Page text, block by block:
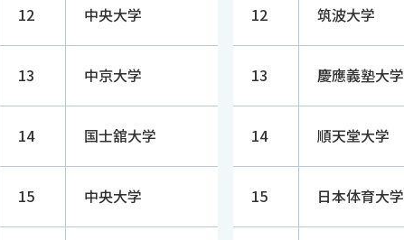
12 中央大学
13 中京大学
14 国士舘大学
15 中央大学
12 筑波大学
13 慶應義塾大学
14 順天堂大学
15 日本体育大学